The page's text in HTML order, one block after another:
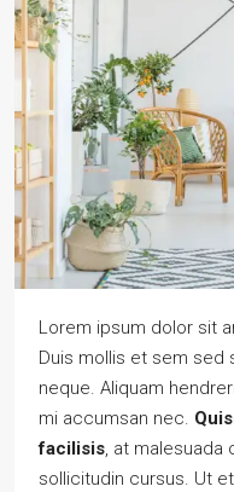
Lorem ipsum dolor sit
Duis mollis et sem sed
neque. Aliquam
mi accumsan nec.
facilisis, at malesuada
sollicitudin cursus. Ut